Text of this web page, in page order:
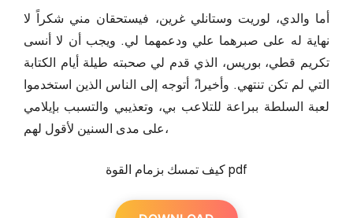
أما والدي، لوريت وستانلي غرين، فيستحقان مني شكراً لا
نهاية له على صبرهما علي ودعمهما لي. ويجب أن لا أنسى
تكريم قطي، بوريس، الذي قدم لي صحبته طيلة أيام الكتابة
التي لم تكن تنتهي. وأخيرا،ً أتوجه إلى الناس الذين استخدموا
لعبة السلطة ببراعة للتلاعب بي، وتعذيبي والتسبب بإيلامي
على مدى السنين لأقول لهم،
كيف تمسك بزمام القوة pdf